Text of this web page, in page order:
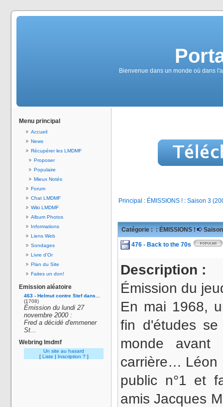
Bienvenue dans un monde où dans
Menu principal
Accueil
News
Récupérer les LMDMF
Proposer
Populaire
Mieux Notés
Forum
Chat LMDMF
Wiki LMDMF
Album Photos
Informations
Liens Web
Sondages
Livre d'Or
Plan du Site
Faites un don!
Emission aléatoire
463 - Helmut contre Stef dans...
(1708)
Émission du lundi 27
novembre 2000 :
Fred a décidé d'emmener
St...
Webring lmdmf
Un site au hasard
[ Liste | Inscription ? ]
Principal : ÉMISSIONS ! : Saison 3
Catégorie : : ÉMISSIONS !
476 - Back to the 70s
Description :
Émission du
En mai 1968,
fin d'études
monde avant
carrière… Léon
public n°1 et
amis Jacques